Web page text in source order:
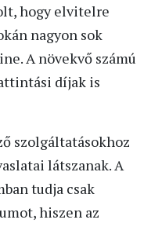
hogy elvitelre
nagyon sok
A növekvő számú
díjak is
szolgáltatásokhoz
látszanak. A
tudja csak
hiszen az